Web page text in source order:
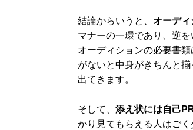
結論からいうと、 オーディ
マナーの一環であり、逆
オーディションの必要書
がないと中身がきちんと
出てきます。
そして、 添え状には自己
かり見てもらえる人はご